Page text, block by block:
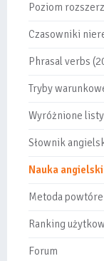
Poziom
Czasowniki
Phrasal verbs
Tryby
Wyróżnione
Słownik
Nauka
Metoda
Ranking
Forum